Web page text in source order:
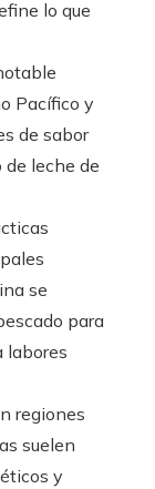
lo que
Pacífico y
de sabor
de leche de
se
para
labores
regiones
suelen
y